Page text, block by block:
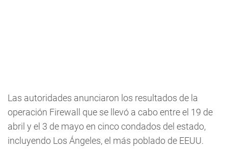
Las autoridades anunciaron los resultados de la
operación Firewall que se llevó a cabo entre el 19 de
abril y el 3 de mayo en cinco condados del estado,
incluyendo Los Ángeles, el más poblado de EEUU.